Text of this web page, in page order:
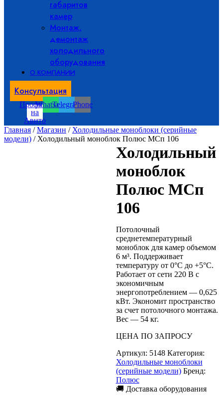
габаритов
камер
Монтаж,
демонтаж
холодильного
оборудования
О КОМПАНИИ
Консультация
Профиль
на
Авито
WhatsappTelegramPhone
Главная /Магазин / Холодильные моноблоки (серийные
модели) / Холодильный моноблок Полюс МСп 106
Холодильный
моноблок
Полюс МСп
106
Потолочный
среднетемпературный
моноблок для камер объемом
6 м³. Поддерживает
температуру от 0°C до +5°C.
Работает от сети 220 В с
экономичным
энергопотреблением — 0,625
кВт. Экономит пространство
за счет потолочного монтажа.
Вес — 54 кг.
ЦЕНА ПО ЗАПРОСУ
Артикул: 5148 Категория:
Холодильные моноблоки
(серийные модели) Бренд:
Полюс
🚚 Доставка оборудования